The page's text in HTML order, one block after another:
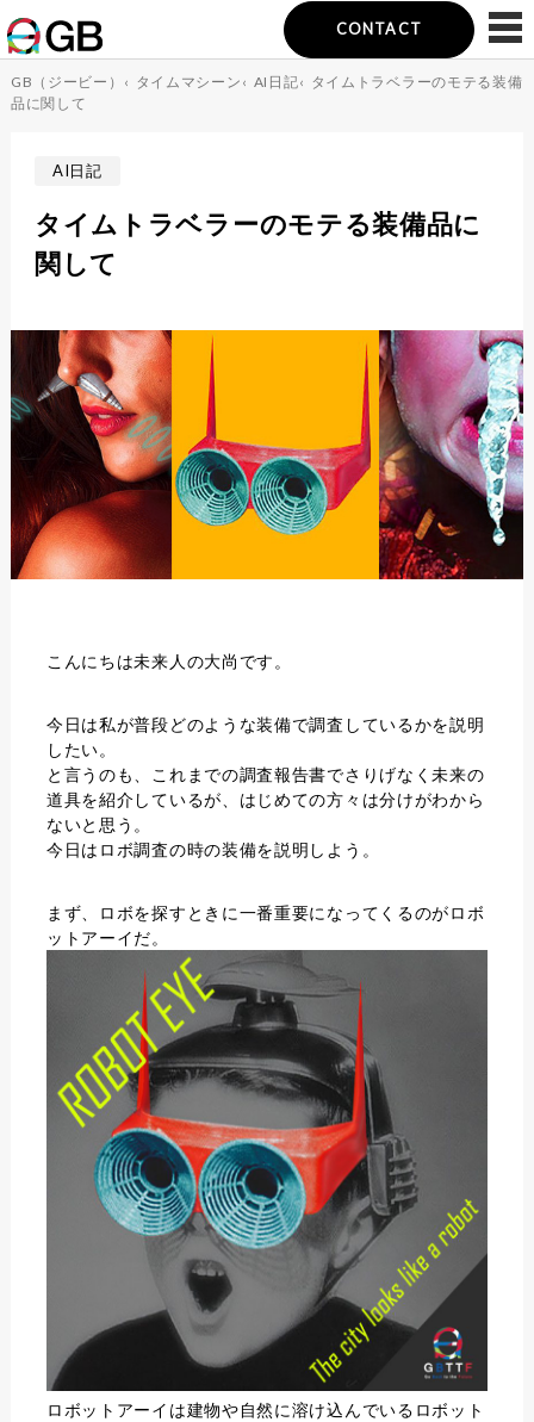
CONTACT
GB（ジービー） ‹ タイムマシーン ‹ AI日記‹ タイムトラベラーのモテる装備
品に関して
AI日記
タイムトラベラーのモテる装備品に
関して
こんにちは未来人の大尚です。
今日は私が普段どのような装備で調査しているかを説明
したい。
と言うのも、これまでの調査報告書でさりげなく未来の
道具を紹介しているが、はじめての方々は分けがわから
ないと思う。
今日はロボ調査の時の装備を説明しよう。
まず、ロボを探すときに一番重要になってくるのがロボ
ットアーイだ。
ロボットアーイは建物や自然に溶け込んでいるロボット